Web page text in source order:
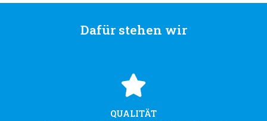
Dafür stehen wir
QUALITÄT